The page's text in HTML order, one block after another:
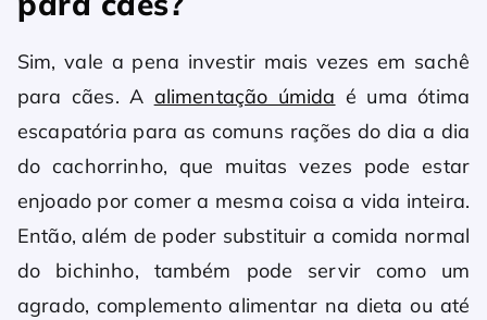
Sim, vale a pena investir mais vezes em sachê
para cães. A alimentação úmida é uma ótima
escapatória para as comuns rações do dia a dia
do cachorrinho, que muitas vezes pode estar
enjoado por comer a mesma coisa a vida inteira.
Então, além de poder substituir a comida normal
do bichinho, também pode servir como um
agrado, complemento alimentar na dieta ou até